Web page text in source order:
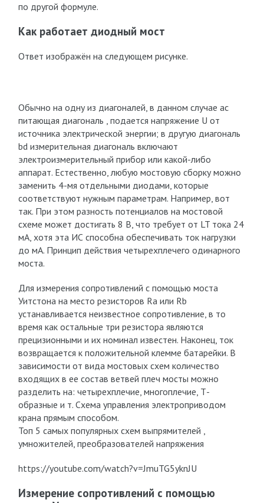
по другой формуле.
Как работает диодный мост
Ответ изображён на следующем рисунке.
Обычно на одну из диагоналей, в данном случае ас
питающая диагональ , подается напряжение U от
источника электрической энергии; в другую диагональ
bd измерительная диагональ включают
электроизмерительный прибор или какой-либо
аппарат. Естественно, любую мостовую сборку можно
заменить 4-мя отдельными диодами, которые
соответствуют нужным параметрам. Например, вот
так. При этом разность потенциалов на мостовой
схеме может достигать 8 В, что требует от LT тока 24
мА, хотя эта ИС способна обеспечивать ток нагрузки
до мА. Принцип действия четырехплечего одинарного
моста.
Для измерения сопротивлений с помощью моста
Уитстона на место резисторов Ra или Rb
устанавливается неизвестное сопротивление, в то
время как остальные три резистора являются
прецизионными и их номинал известен. Наконец, ток
возвращается к положительной клемме батарейки. В
зависимости от вида мостовых схем количество
входящих в ее состав ветвей плеч мосты можно
разделить на: четырехплечие, многоплечие, Т-
образные и т. Схема управления электроприводом
крана прямым способом.
Топ 5 самых популярных схем выпрямителей ,
умножителей, преобразователей напряжения
https://youtube.com/watch?v=JmuTG5yknJU
Измерение сопротивлений с помощью